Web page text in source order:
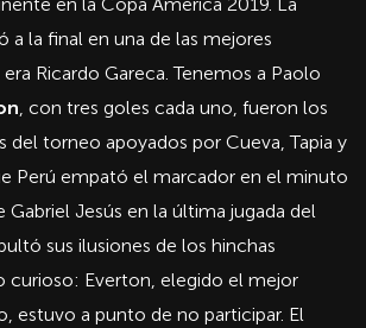
a la final en una de las mejores
Ricardo Gareca. Tenemos a Paolo
, con tres goles cada uno, fueron los
del torneo apoyados por Cueva, Tapia y
Perú empató el marcador en el minuto
Gabriel Jesús en la última jugada del
sus ilusiones de los hinchas
curioso: Everton, elegido el mejor
estuvo a punto de no participar. El